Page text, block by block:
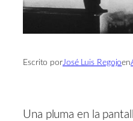
Escrito porJosé Luis Regojoen
Una pluma en la